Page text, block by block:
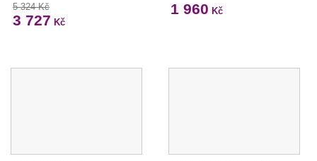
5 324 Kč
3 727 Kč
1 960 Kč